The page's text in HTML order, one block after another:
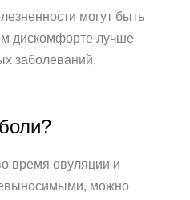
могут быть
дискомфорте лучше
заболеваний,
время овуляции и
можно